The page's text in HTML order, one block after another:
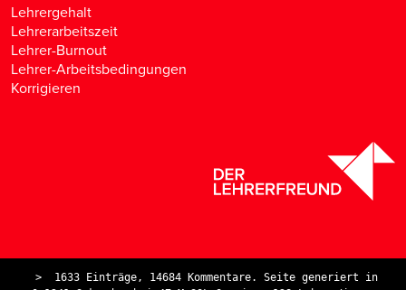
Lehrergehalt
Lehrerarbeitszeit
Lehrer-Burnout
Lehrer-Arbeitsbedingungen
Korrigieren
>
1633 Einträge, 14684 Kommentare. Seite generiert in